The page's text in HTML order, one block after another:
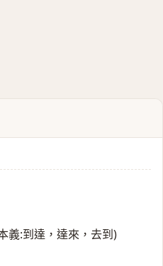
義:到達，達來，去到)